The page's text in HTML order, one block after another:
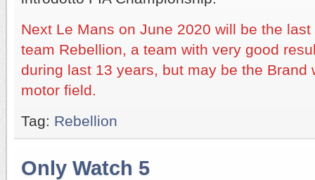
Next Le Mans on June 2020 will be the
team Rebellion, a team with very good
during last 13 years, but may be the Brand
motor field.
Tag: Rebellion
Only Watch 5